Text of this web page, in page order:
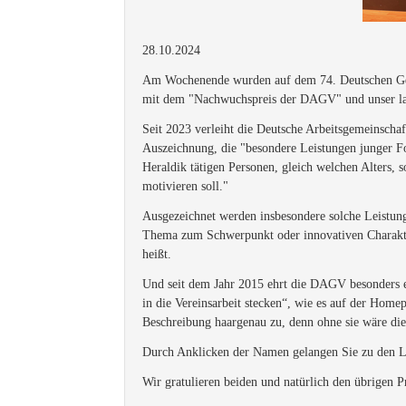
28.10.2024
Am Wochenende wurden auf dem 74. Deutschen
mit dem "Nachwuchspreis der DAGV" und unser
Seit 2023 verleiht die Deutsche
Auszeichnung, die "besondere Leistungen junger
Heraldik tätigen Personen, gleich welchen Alters,
motivieren soll."
Ausgezeichnet werden insbesondere solche
Thema zum Schwerpunkt oder innovativen
heißt.
Und seit dem Jahr 2015 ehrt die DAGV
in die Vereinsarbeit stecken“, wie es auf der
Beschreibung haargenau zu, denn ohne sie wäre
Durch Anklicken der Namen gelangen Sie zu den
Wir gratulieren beiden und natürlich den übrigen